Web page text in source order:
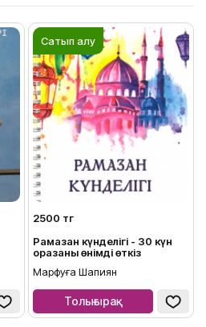
Сатып алу
2500 тг
Рамазан күнделігі - 30 күн
оразаны өнімді өткіз
Марфуға Шапиян
Толығырақ